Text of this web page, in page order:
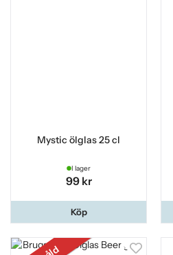
Mystic ölglas 25 cl
I lager
99 kr
Köp